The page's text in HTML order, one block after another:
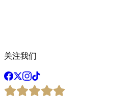
关注我们